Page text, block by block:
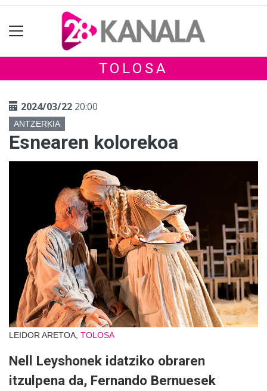
TOLOSA
2024/03/22 20:00
ANTZERKIA
Esnearen kolorekoa
LEIDOR ARETOA, TOLOSA
Nell Leyshonek idatziko obraren
itzulpena da, Fernando Bernuesek